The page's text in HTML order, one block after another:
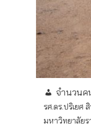
จำนวนค
รศ.ดร.ปริเยศ
มหาวิทยาลัย